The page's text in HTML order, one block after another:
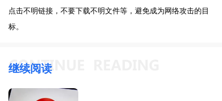
点击不明链接，不要下载不明文件等，避免成为网络攻击的目
标。
继续阅读